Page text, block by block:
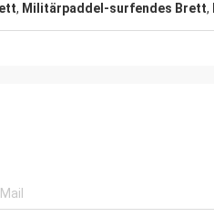
, Militärpaddel-surfendes Brett,